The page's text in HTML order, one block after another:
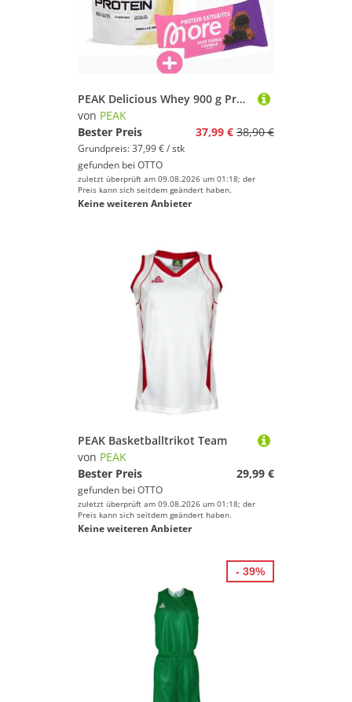
PEAK Delicious Whey 900 g Protein Eiweiß + 1 MORE NUTRITION RIEGEL GRATIS Pulver, 1 er Packung à 900 g, hoher Proteingehalt
von PEAK
Bester Preis
37,99 € 38,90 €
Grundpreis: 37,99 € / stk
gefunden bei OTTO
zuletzt überprüft am 09.08.2026 um 01:18; der
Preis kann sich seitdem geändert haben.
Keine weiteren Anbieter
PEAK Basketballtrikot Team
von PEAK
Bester Preis
29,99 €
gefunden bei OTTO
zuletzt überprüft am 09.08.2026 um 01:18; der
Preis kann sich seitdem geändert haben.
Keine weiteren Anbieter
- 39%